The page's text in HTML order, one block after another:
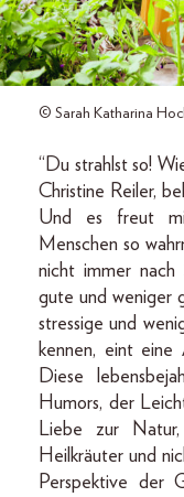
© Sarah Katharina
“Du strahlst so!
Christine Reiler,
Und es freut
Menschen so
nicht immer nach
gute und weniger
stressige und
kennen, eint eine
Diese
Humors, der
Liebe zur
Heilkräuter und
Perspektive der